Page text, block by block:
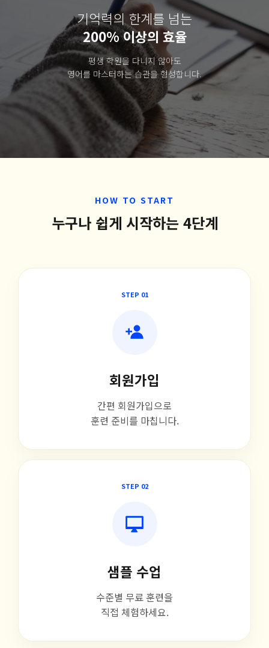
기억력의 한계를 넘는
200% 이상의 효율
평생 학원을 다니지 않아도
영어를 마스터하는 습관을 형성합니다.
HOW TO START
누구나 쉽게 시작하는 4단계
STEP 01
회원가입
간편 회원가입으로
훈련 준비를 마칩니다.
STEP 02
샘플 수업
수준별 무료 훈련을
직접 체험하세요.